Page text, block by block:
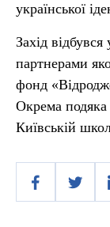
української
Захід
партнерами
фонд
Окрема
Київській